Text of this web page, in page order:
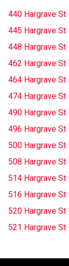
440 Hargrave St
445 Hargrave St
448 Hargrave St
462 Hargrave St
464 Hargrave St
474 Hargrave St
490 Hargrave St
496 Hargrave St
500 Hargrave St
508 Hargrave St
514 Hargrave St
516 Hargrave St
520 Hargrave St
521 Hargrave St